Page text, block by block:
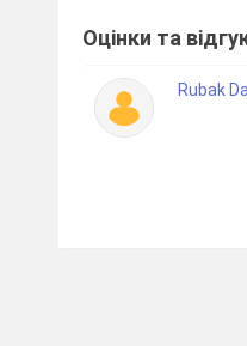
А) 3; Б) -3;
Оцінки та
Rubak